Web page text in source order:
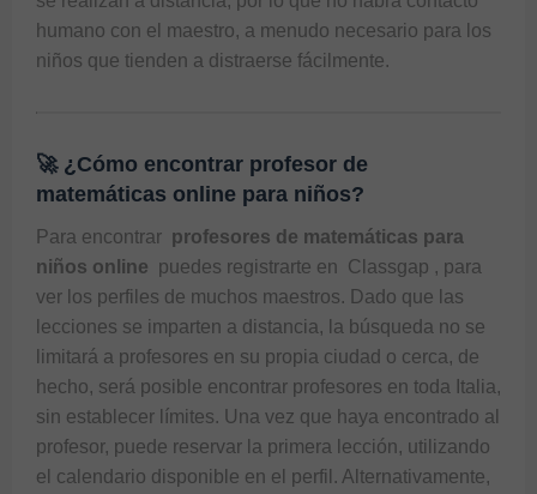
humano con el maestro, a menudo necesario para los
niños que tienden a distraerse fácilmente.
🚀 ¿Cómo encontrar profesor de
matemáticas online para niños?
Para encontrar profesores de matemáticas para
niños online puedes registrarte en Classgap , para
ver los perfiles de muchos maestros. Dado que las
lecciones se imparten a distancia, la búsqueda no se
limitará a profesores en su propia ciudad o cerca, de
hecho, será posible encontrar profesores en toda Italia,
sin establecer límites. Una vez que haya encontrado al
profesor, puede reservar la primera lección, utilizando
el calendario disponible en el perfil. Alternativamente,